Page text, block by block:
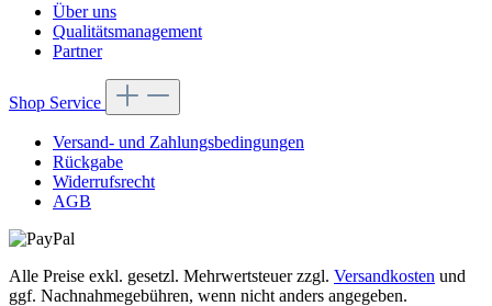
Über uns
Qualitätsmanagement
Partner
Shop Service
Versand- und Zahlungsbedingungen
Rückgabe
Widerrufsrecht
AGB
Alle Preise exkl. gesetzl. Mehrwertsteuer zzgl. Versandkosten und
ggf. Nachnahmegebühren, wenn nicht anders angegeben.